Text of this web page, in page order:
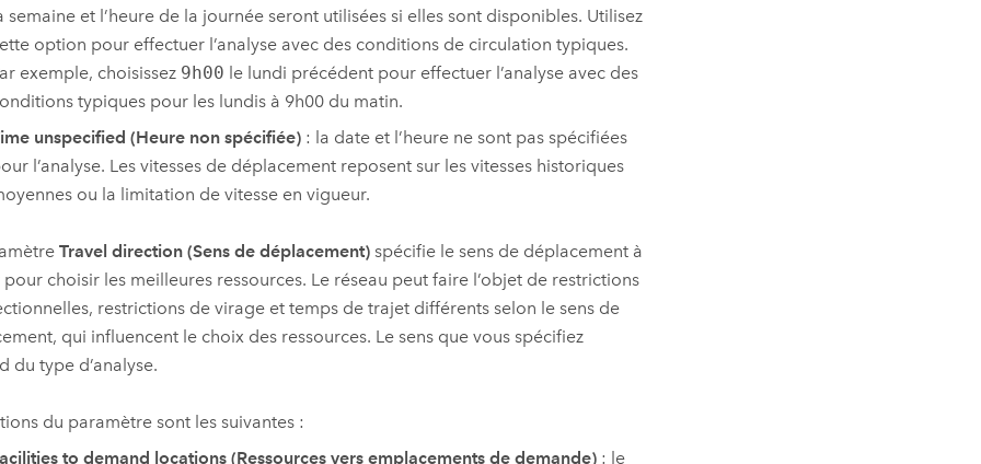
semaine et l’heure de la journée seront utilisées si elles sont disponibles. Utilisez
option pour effectuer l’analyse avec des conditions de circulation typiques.
exemple, choisissez 9h00 le lundi précédent pour effectuer l’analyse avec des
typiques pour les lundis à 9h00 du matin.
unspecified (Heure non spécifiée): la date et l’heure ne sont pas spécifiées
l’analyse. Les vitesses de déplacement reposent sur les vitesses historiques
ou la limitation de vitesse en vigueur.
Travel direction (Sens de déplacement)spécifie le sens de déplacement à
pour choisir les meilleures ressources. Le réseau peut faire l’objet de restrictions
restrictions de virage et temps de trajet différents selon le sens de
qui influencent le choix des ressources. Le sens que vous spécifiez
du type d’analyse.
du paramètre sont les suivantes :
to demand locations (Ressources vers emplacements de demande): le